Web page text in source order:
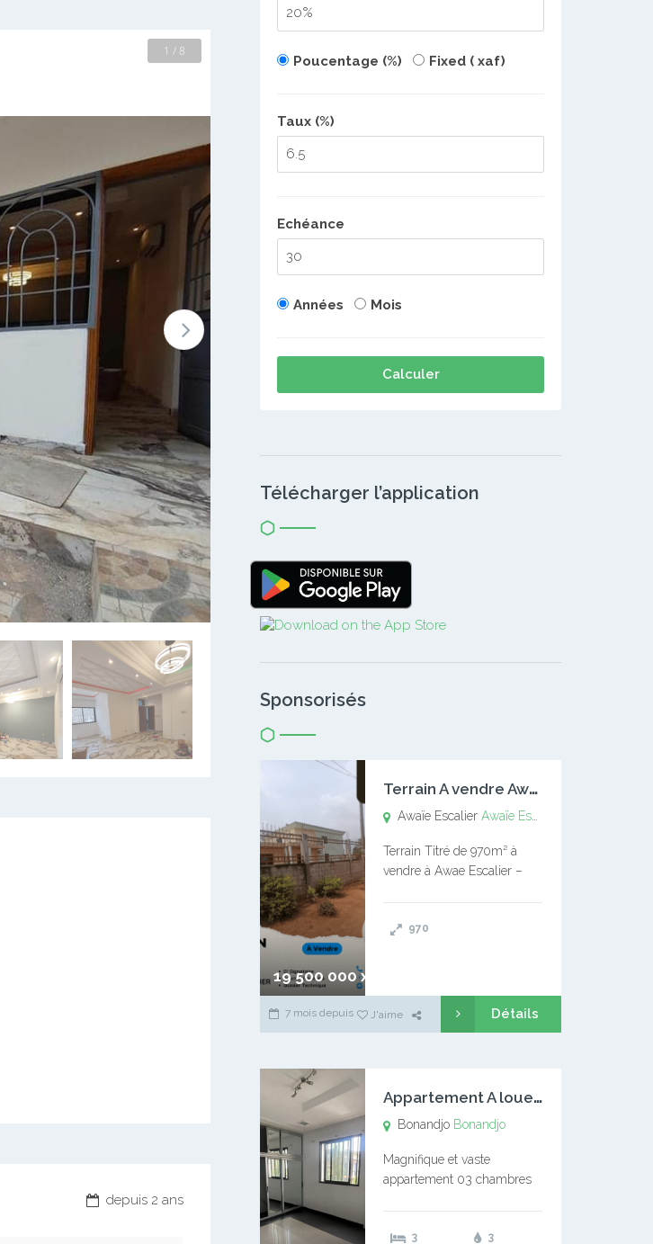
2 / 8
Poucentage (%) Fixed ( xaf)
Taux (%)
Echéance
Années Mois
Calculer
Télécharger l’application
Sponsorisés
19 500 000 xaf
T
errain A vendre Awaïe Escalier
Awaïe EscalierAwaïe Escalier
Terrain Titré de 970m² à
vendre à Awae Escalier –
l’Université Catholique –
970
7 mois depuis J'aime Détails
A
ppartement A louer Bonandjo
Bonandjo Bonandjo
Magnifique et vaste
appartement 03 chambres
douches 01 vaste salon 01
3
3